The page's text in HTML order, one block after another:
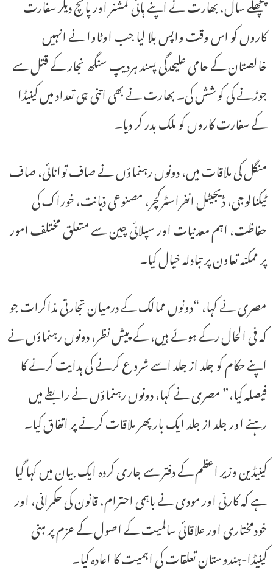
کاروں کو اس وقت واپس بلا لیا جب اوٹاوا نے انہیں
خالصتان کے حامی علیحدگی پسند ہردیپ سنگھ نجار کے قتل سے
جوڑنے کی کوشش کی۔ بھارت نے بھی اتنی ہی تعداد میں کینیڈا
کے سفارت کاروں کو ملک بدر کر دیا۔
منگل کی ملاقات میں، دونوں رہنماؤں نے صاف توانائی، صاف
ٹیکنالوجی، ڈیجیٹل انفراسٹرکچر، مصنوعی ذہانت، خوراک کی
حفاظت، اہم معدنیات اور سپلائی چین سے متعلق مختلف امور
پر ممکنہ تعاون پر تبادلہ خیال کیا۔
مصری نے کہا، “دونوں ممالک کے درمیان تجارتی مذاکرات جو
کہ فی الحال رکے ہوئے ہیں، کے پیش نظر، دونوں رہنماؤں نے
اپنے حکام کو جلد از جلد اسے شروع کرنے کی ہدایت کرنے کا
فیصلہ کیا،” مصری نے کہا، دونوں رہنماؤں نے رابطے میں
رہنے اور جلد از جلد ایک بار پھر ملاقات کرنے پر اتفاق کیا۔
کینیڈین وزیر اعظم کے دفتر سے جاری کردہ ایک بیان میں کہا گیا
ہے کہ کارنی اور مودی نے باہمی احترام، قانون کی حکمرانی، اور
خودمختاری اور علاقائی سالمیت کے اصول کے عزم پر مبنی
کینیڈا-ہندوستان تعلقات کی اہمیت کا اعادہ کیا۔